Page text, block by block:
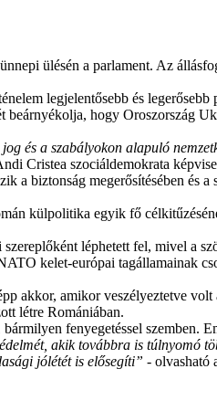
ülésén a parlament. Az
legjelentősebb és
hogy Oroszország
és a szabályokon alapuló
Cristea szociáldemokrata
biztonság megerősítésében és
külpolitika egyik fő
léphetett fel, mivel a
kelet-európai tagállamainak
akkor, amikor veszélyeztetve
létre Romániában.
fenyegetéssel szemben.
akik továbbra is túlnyomó
jólétét is elősegíti” - olvasható